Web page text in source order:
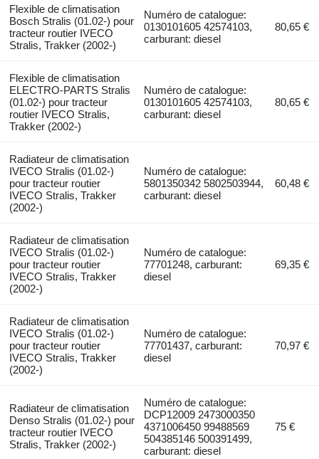
Flexible de climatisation
Bosch Stralis (01.02-) pour
tracteur routier IVECO
Stralis, Trakker (2002-)
Numéro de catalogue:
0130101605 42574103,
carburant: diesel
80,65 €
Flexible de climatisation
ELECTRO-PARTS Stralis
(01.02-) pour tracteur
routier IVECO Stralis,
Trakker (2002-)
Numéro de catalogue:
0130101605 42574103,
carburant: diesel
80,65 €
Radiateur de climatisation
IVECO Stralis (01.02-)
pour tracteur routier
IVECO Stralis, Trakker
(2002-)
Numéro de catalogue:
5801350342 5802503944,
carburant: diesel
60,48 €
Radiateur de climatisation
IVECO Stralis (01.02-)
pour tracteur routier
IVECO Stralis, Trakker
(2002-)
Numéro de catalogue:
77701248, carburant:
diesel
69,35 €
Radiateur de climatisation
IVECO Stralis (01.02-)
pour tracteur routier
IVECO Stralis, Trakker
(2002-)
Numéro de catalogue:
77701437, carburant:
diesel
70,97 €
Radiateur de climatisation
Denso Stralis (01.02-) pour
tracteur routier IVECO
Stralis, Trakker (2002-)
Numéro de catalogue:
DCP12009 2473000350
4371006450 99488569
504385146 500391499,
carburant: diesel
75 €